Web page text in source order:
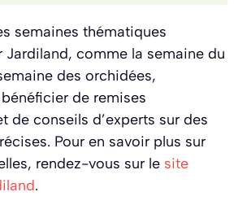
semaines thématiques
Jardiland, comme la semaine du
des orchidées,
de remises
de conseils d’experts sur des
Pour en savoir plus sur
rendez-vous sur le site
.